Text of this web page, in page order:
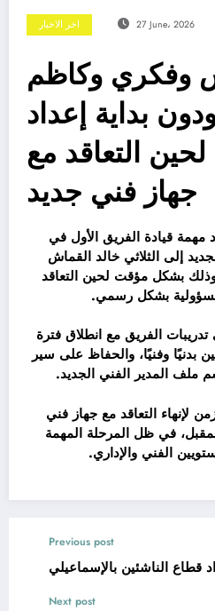
اخر الاخبار 27 June، 2026
وفكري وكاظم
بداية إعداد
التعاقد مع
جهاز فني جديد
مهمة قيادة الفريق الأول في
إلى الثلاثي خالد القماش
بشكل مؤقت لحين التعاقد
بشكل رسمي.
الفريق مع انطلاق فترة
بدنيًا وفنيًا، والحفاظ على سير
ملف المدير الفني الجديد.
لإنهاء التعاقد مع جهاز فني
في ظل المرحلة المهمة
الفني والإداري.
Previous post
قطاع الناشئين بالإسماعيلي
Next post